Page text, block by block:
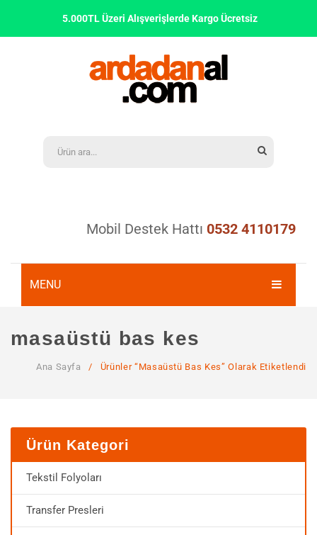
5.000TL Üzeri Alışverişlerde Kargo Ücretsiz
Mobil Destek Hattı 0532 4110179
MENU
MAĞAZA
SSS
İLETIŞIM
masaüstü bas kes
Ana Sayfa / Ürünler “masaüstü Bas Kes” Olarak Etiketlendi
Ürün Kategori
Tekstil Folyoları
Transfer Presleri